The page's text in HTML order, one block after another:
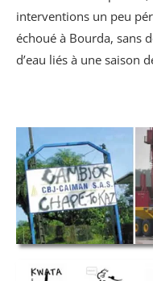
interventions un peu
échoué à Bourda, sans
d’eau liés à une saison